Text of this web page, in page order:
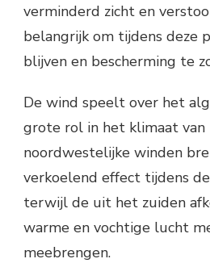
verminderd zicht en
belangrijk om tijdens deze
blijven en bescherming te
De wind speelt over het
grote rol in het klimaat van
noordwestelijke winden
verkoelend effect tijdens
terwijl de uit het zuiden
warme en vochtige lucht
meebrengen.